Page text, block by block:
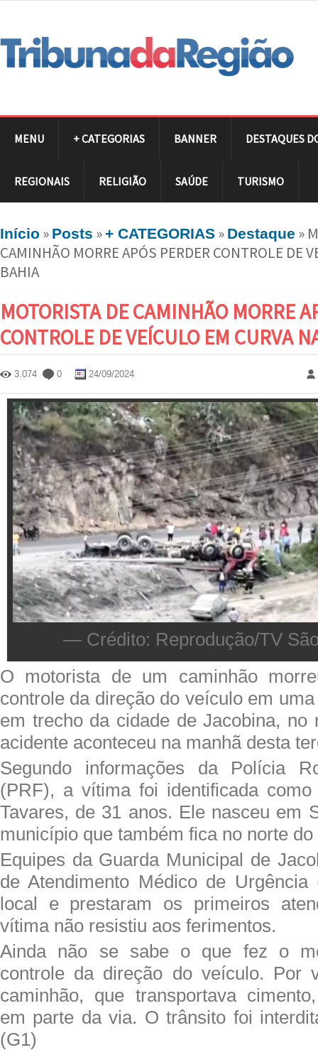
MENU + CATEGORIAS BANNER DESTAQUES
REGIONAIS RELIGIÃO SAÚDE TURISMO
Início » Posts »+ CATEGORIAS » Destaque »
CAMINHÃO MORRE APÓS PERDER CONTROLE DE
BAHIA
MOTORISTA DE CAMINHÃO MORRE
CONTROLE DE VEÍCULO EM CURVA
3.074 0 24/09/2024
— Crédito: Reprodução/TV
O motorista de um caminhão
controle da direção do veículo em
em trecho da cidade de Jacobina, no
acidente aconteceu na manhã desta
Segundo informações da Polícia
(PRF), a vítima foi identificada como
Tavares, de 31 anos. Ele nasceu em
município que também fica no norte do
Equipes da Guarda Municipal de
de Atendimento Médico de
local e prestaram os primeiros
vítima não resistiu aos ferimentos.
Ainda não se sabe o que fez o
controle da direção do veículo. Por
caminhão, que transportava
em parte da via. O trânsito foi
(G1)